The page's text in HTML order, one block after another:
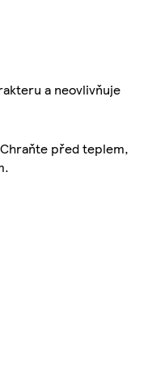
a neovlivňuje
před teplem,